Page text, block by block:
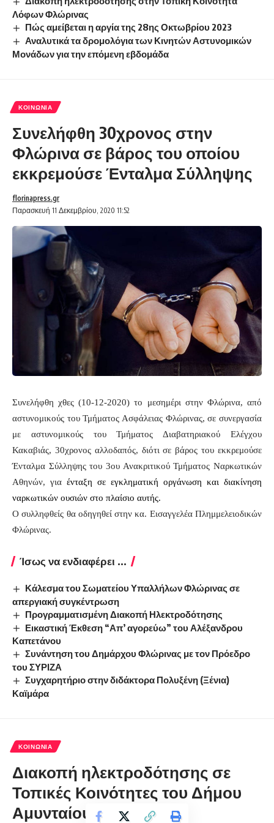
Λόφων Φλώρινας
Πώς αμείβεται η αργία της 28ης Οκτωβρίου 2023
Αναλυτικά τα δρομολόγια των Κινητών Αστυνομικών
Μονάδων για την επόμενη εβδομάδα
ΚΟΙΝΩΝΊΑ
Συνελήφθη 30χρονος στην
Φλώρινα σε βάρος του οποίου
εκκρεμούσε Ένταλμα Σύλληψης
Παρασκευή 11 Δεκεμβρίου, 2020 11:52
florinapress.gr
Συνελήφθη χθες (10-12-2020) το μεσημέρι στην Φλώρινα, από
αστυνομικούς του Τμήματος Ασφάλειας Φλώρινας, σε συνεργασία
με αστυνομικούς του Τμήματος Διαβατηριακού Ελέγχου
Κακαβιάς, 30χρονος αλλοδαπός, διότι σε βάρος του εκκρεμούσε
Ένταλμα Σύλληψης του 3ου Ανακριτικού Τμήματος Ναρκωτικών
Αθηνών, για ένταξη σε εγκληματική οργάνωση και διακίνηση
ναρκωτικών ουσιών στο πλαίσιο αυτής.
Ο συλληφθείς θα οδηγηθεί στην κα. Εισαγγελέα Πλημμελειοδικών
Φλώρινας.
Ίσως να ενδιαφέρει ...
Κάλεσμα του Σωματείου Υπαλλήλων Φλώρινας σε
απεργιακή συγκέντρωση
Προγραμματισμένη Διακοπή Ηλεκτροδότησης
Εικαστική Έκθεση “Απ’ αγορεύω” του Αλέξανδρου
Καπετάνου
Συνάντηση του Δημάρχου Φλώρινας με τον Πρόεδρο
του ΣΥΡΙΖΑ
Συγχαρητήριο στην διδάκτορα Πολυξένη (Ξένια)
Καϊμάρα
ΚΟΙΝΩΝΊΑ
Διακοπή ηλεκτροδότησης σε
Τοπικές Κοινότητες του Δήμου
Αμυνταίου